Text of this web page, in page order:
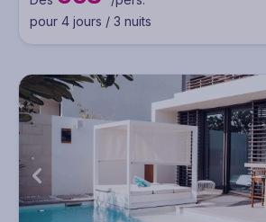
pour 4 jours / 3 nuits